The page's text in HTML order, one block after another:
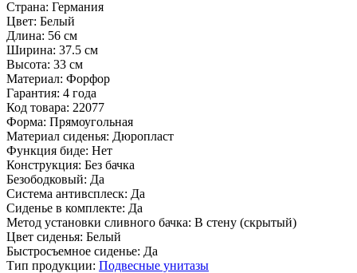
Страна: Германия
Цвет: Белый
Длина: 56 см
Ширина: 37.5 см
Высота: 33 см
Материал: Форфор
Гарантия: 4 года
Код товара: 22077
Форма: Прямоугольная
Материал сиденья: Дюропласт
Функция биде: Нет
Конструкция: Без бачка
Безободковый: Да
Система антивсплеск: Да
Сиденье в комплекте: Да
Метод установки сливного бачка: В стену (скрытый)
Цвет сиденья: Белый
Быстросъемное сиденье: Да
Тип продукции: Подвесные унитазы